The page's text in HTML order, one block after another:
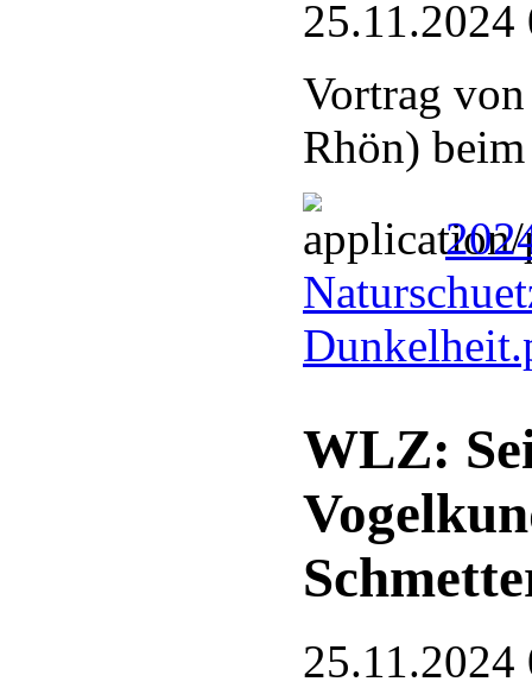
25.11.2024
Vortrag
Rhön)
WLZ:
25.11.2024